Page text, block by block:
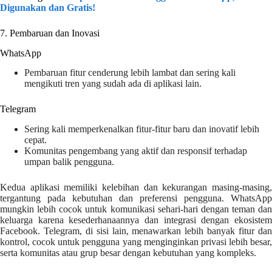
Digunakan dan Gratis!
7. Pembaruan dan Inovasi
WhatsApp
Pembaruan fitur cenderung lebih lambat dan sering kali
mengikuti tren yang sudah ada di aplikasi lain.
Telegram
Sering kali memperkenalkan fitur-fitur baru dan inovatif lebih
cepat.
Komunitas pengembang yang aktif dan responsif terhadap
umpan balik pengguna.
Kedua aplikasi memiliki kelebihan dan kekurangan masing-masing,
tergantung pada kebutuhan dan preferensi pengguna. WhatsApp
mungkin lebih cocok untuk komunikasi sehari-hari dengan teman dan
keluarga karena kesederhanaannya dan integrasi dengan ekosistem
Facebook. Telegram, di sisi lain, menawarkan lebih banyak fitur dan
kontrol, cocok untuk pengguna yang menginginkan privasi lebih besar,
serta komunitas atau grup besar dengan kebutuhan yang kompleks.